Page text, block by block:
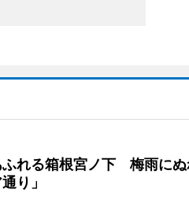
ふれる箱根宮ノ下 梅雨にぬ
り」